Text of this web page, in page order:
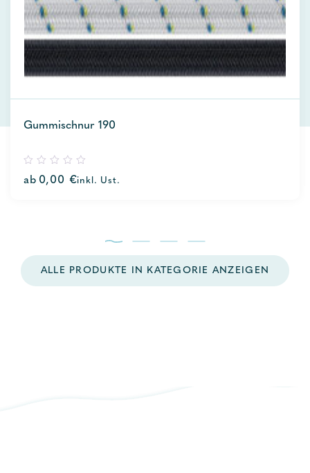
Gummischnur 190
out
ab 0,00 €inkl. Ust.
ALLE PRODUKTE IN KATEGORIE ANZEIGEN